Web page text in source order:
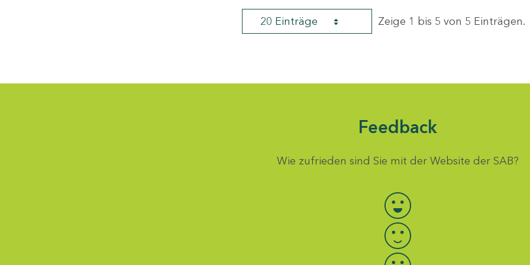
20 Einträge Zeige 1 bis 5 von 5 Einträgen.
Feedback
Wie zufrieden sind Sie mit der Website der SAB?
Bewertung auswählen